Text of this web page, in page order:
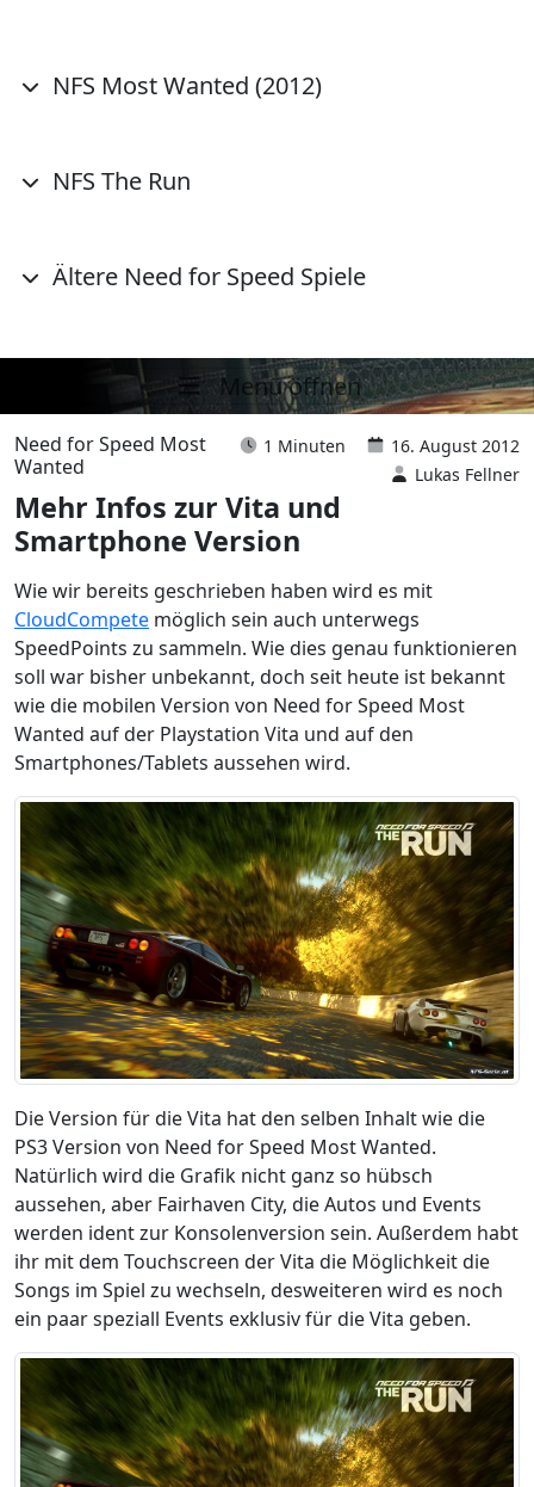
NFS Most Wanted (2012)
NFS The Run
Ältere Need for Speed Spiele
Menü öffnen
Need for Speed Most
Wanted
1 Minuten
16. August 2012
Lukas Fellner
Mehr Infos zur Vita und
Smartphone Version
Wie wir bereits geschrieben haben wird es mit
CloudCompete möglich sein auch unterwegs
SpeedPoints zu sammeln. Wie dies genau funktionieren
soll war bisher unbekannt, doch seit heute ist bekannt
wie die mobilen Version von Need for Speed Most
Wanted auf der Playstation Vita und auf den
Smartphones/Tablets aussehen wird.
Die Version für die Vita hat den selben Inhalt wie die
PS3 Version von Need for Speed Most Wanted.
Natürlich wird die Grafik nicht ganz so hübsch
aussehen, aber Fairhaven City, die Autos und Events
werden ident zur Konsolenversion sein. Außerdem habt
ihr mit dem Touchscreen der Vita die Möglichkeit die
Songs im Spiel zu wechseln, desweiteren wird es noch
ein paar speziall Events exklusiv für die Vita geben.